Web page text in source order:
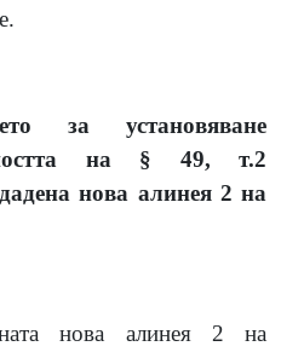
за установяване
на § 49, т.2
нова алинея 2 на
нова алинея 2 на